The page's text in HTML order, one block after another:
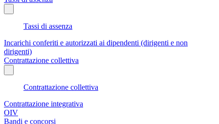
Tassi di assenza
Incarichi conferiti e autorizzati ai dipendenti (dirigenti e non
dirigenti)
Contrattazione collettiva
Contrattazione collettiva
Contrattazione integrativa
OIV
Bandi e concorsi